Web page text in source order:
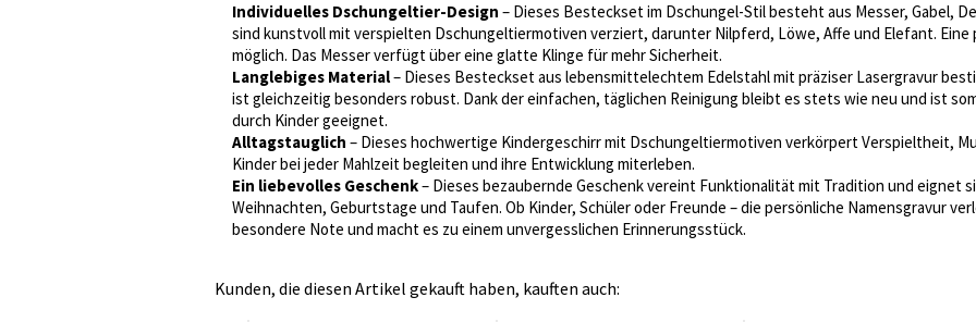
Individuelles Dschungeltier-Design – Dieses Besteckset im Dschungel-Stil besteht aus Messer, Gabel,
sind kunstvoll mit verspielten Dschungeltiermotiven verziert, darunter Nilpferd, Löwe, Affe und Elefant. Eine
möglich. Das Messer verfügt über eine glatte Klinge für mehr Sicherheit.
Langlebiges Material– Dieses Besteckset aus lebensmittelechtem Edelstahl mit präziser Lasergravur
ist gleichzeitig besonders robust. Dank der einfachen, täglichen Reinigung bleibt es stets wie neu und ist
durch Kinder geeignet.
Alltagstauglich – Dieses hochwertige Kindergeschirr mit Dschungeltiermotiven verkörpert Verspieltheit,
Kinder bei jeder Mahlzeit begleiten und ihre Entwicklung miterleben.
Ein liebevolles Geschenk– Dieses bezaubernde Geschenk vereint Funktionalität mit Tradition und eignet
Weihnachten, Geburtstage und Taufen. Ob Kinder, Schüler oder Freunde – die persönliche Namensgravur
besondere Note und macht es zu einem unvergesslichen Erinnerungsstück.
Kunden, die diesen Artikel gekauft haben, kauften auch: